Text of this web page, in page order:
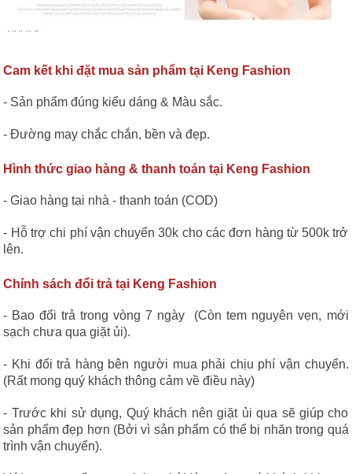
Cam kết khi đặt mua sản phẩm tại Keng Fashion
- Sản phẩm đúng kiểu dáng & Màu sắc.
- Đường may chắc chắn, bền và đẹp.
Hình thức giao hàng & thanh toán tại Keng Fashion
- Giao hàng tại nhà - thanh toán (COD)
- Hỗ trợ chi phí vận chuyển 30k cho các đơn hàng từ 500k trở
lên.
Chính sách đổi trả tại Keng Fashion
- Bao đổi trả trong vòng 7 ngày (Còn tem nguyên vẹn, mới
sạch chưa qua giặt ủi).
- Khi đổi trả hàng bên người mua phải chịu phí vận chuyển.
(Rất mong quý khách thông cảm về điều này)
- Trước khi sử dụng, Quý khách nên giặt ủi qua sẽ giúp cho
sản phẩm đẹp hơn (Bởi vì sản phẩm có thể bị nhăn trong quá
trình vận chuyển).